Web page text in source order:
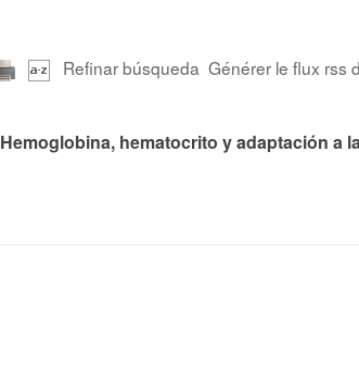
Refinar búsqueda Générer le flux rss
Hemoglobina, hematocrito y adaptación a